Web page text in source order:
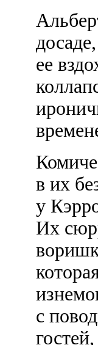
ее
в их
у
Их
с